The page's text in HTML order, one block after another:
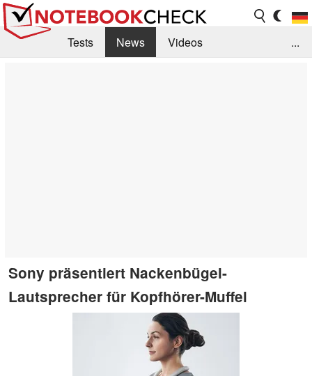
Tests News
Videos
...
Sony präsentiert Nackenbügel-
Lautsprecher für Kopfhörer-Muffel